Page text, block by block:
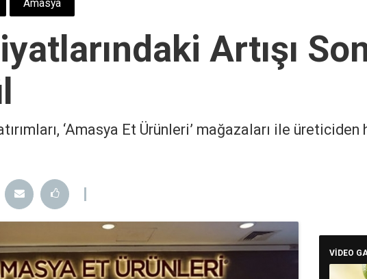
Amasya
Artışı
‘Amasya Et Ürünleri’ mağazaları ile
VİDEO